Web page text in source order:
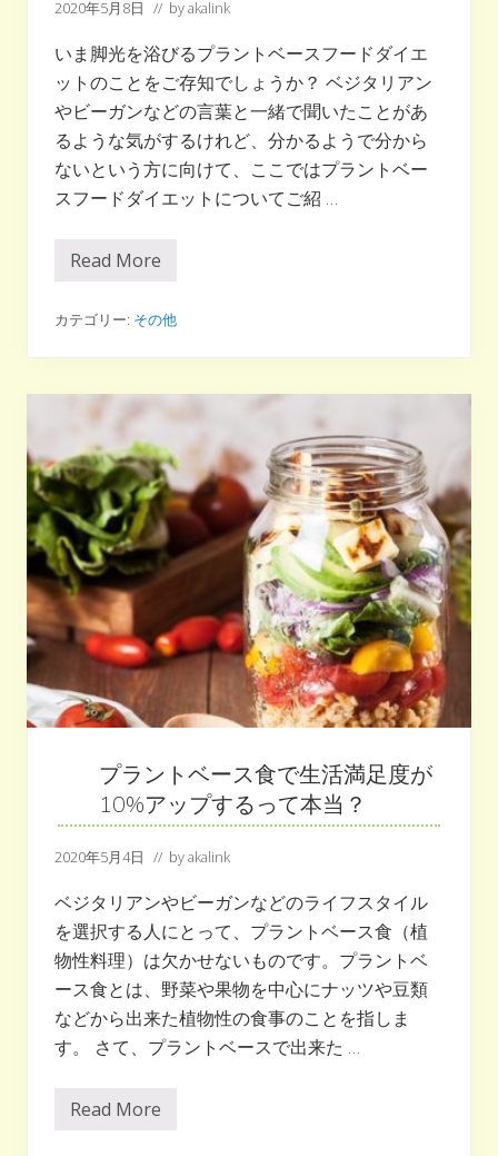
2020年5月8日 // byakalink
いま脚光を浴びるプラントベースフードダイエ
ットのことをご存知でしょうか？ ベジタリアン
やビーガンなどの言葉と一緒で聞いたことがあ
るような気がするけれど、分かるようで分から
ないという方に向けて、ここではプラントベー
スフードダイエットについてご紹 …
最
く
く
ラ
ン
ト
ベ
ー
ス
フ
ー
ド
ダ
イ
エ
ッ
ト
と
は
？
日
本
で
行
る
？
Read More
カテゴリー: その他
プラントベース食で生活満足度が
10%アップするって本当？
2020年5月4日 // byakalink
ベジタリアンやビーガンなどのライフスタイル
を選択する人にとって、プラントベース食（植
物性料理）は欠かせないものです。プラントベ
ース食とは、野菜や果物を中心にナッツや豆類
などから出来た植物性の食事のことを指しま
す。 さて、プラントベースで出来た …
プ
Read More